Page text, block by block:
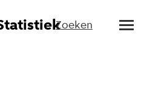
Zoeken